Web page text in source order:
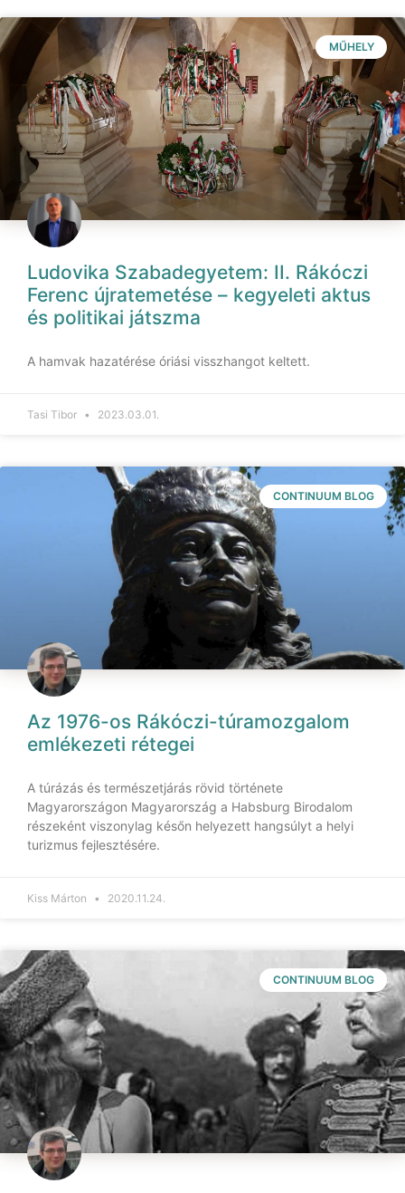
MŰHELY
Ludovika Szabadegyetem: II. Rákóczi
Ferenc újratemetése – kegyeleti aktus
és politikai játszma
A hamvak hazatérése óriási visszhangot keltett.
Tasi Tibor 2023.03.01.
CONTINUUM BLOG
Az 1976-os Rákóczi-túramozgalom
emlékezeti rétegei
A túrázás és természetjárás rövid története
Magyarországon Magyarország a Habsburg Birodalom
részeként viszonylag későn helyezett hangsúlyt a helyi
turizmus fejlesztésére.
Kiss Márton 2020.11.24.
CONTINUUM BLOG